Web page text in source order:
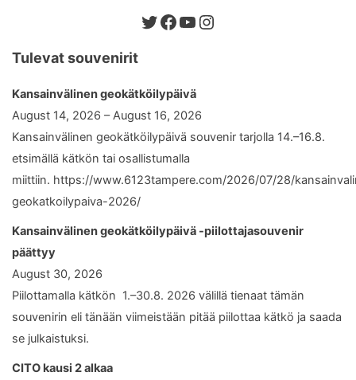
Twitter
Facebook
YouTube
Instagram
Tulevat souvenirit
Kansainvälinen geokätköilypäivä
August 14, 2026 – August 16, 2026
Kansainvälinen geokätköilypäivä souvenir tarjolla 14.–16.8.
etsimällä kätkön tai osallistumalla
miittiin. https://www.6123tampere.com/2026/07/28/
geokatkoilypaiva-2026/
Kansainvälinen geokätköilypäivä -piilottajasouvenir
päättyy
August 30, 2026
Piilottamalla kätkön 1.–30.8. 2026 välillä tienaat tämän
souvenirin eli tänään viimeistään pitää piilottaa kätkö ja saada
se julkaistuksi.
CITO kausi 2 alkaa